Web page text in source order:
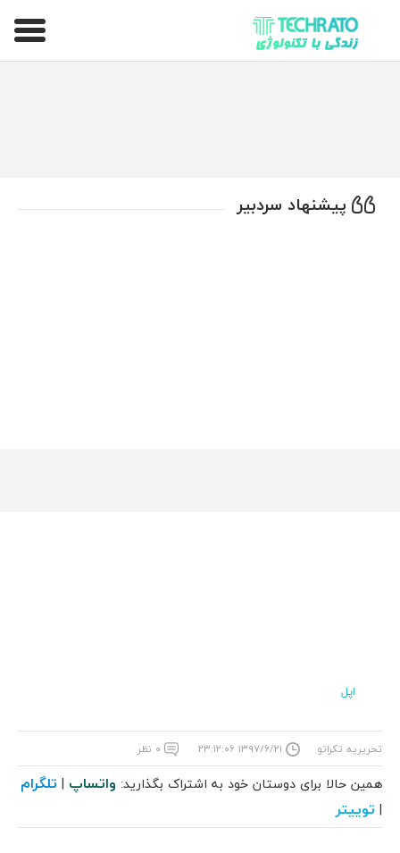
تکراتو – زندگی با تکنولوژی
پیشنهاد سردبیر
اپل
تحریریه تکراتو ۱۳۹۷/۶/۲۱ ۲۳:۱۲:۰۶ ۰ نظر
همین حالا برای دوستان خود به اشتراک بگذارید: واتساپ | تلگرام
| توییتر